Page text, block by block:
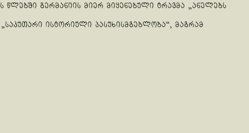
გერმანიის მიერ მიყენებული ტრავმა „ანელებს
ისტორიული პასუხისმგებლობა“, მაგრამ